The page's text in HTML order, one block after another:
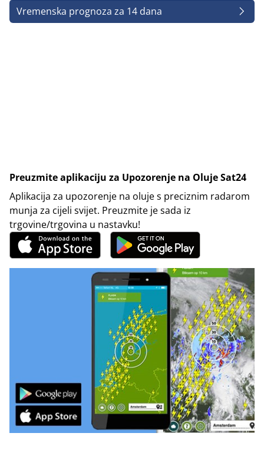
Vremenska prognoza za 14 dana
Preuzmite aplikaciju za Upozorenje na Oluje Sat24
Aplikacija za upozorenje na oluje s preciznim radarom
munja za cijeli svijet. Preuzmite je sada iz
trgovine/trgovina u nastavku!